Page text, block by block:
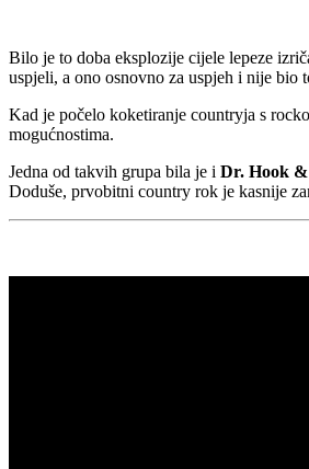
Bilo je to doba eksplozije cijele lepeze
uspjeli, a ono osnovno za uspjeh i nije bio
Kad je počelo koketiranje countryja s
mogućnostima.
Jedna od takvih grupa bila je i Dr. Hook &
Doduše, prvobitni country rok je kasnije